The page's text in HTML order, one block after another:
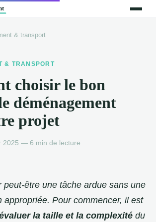
& transport
& TRANSPORT
choisir le bon
déménagement
projet
2025 — 6 min de lecture
peut-être une tâche ardue sans une
appropriée. Pour commencer, il est
la taille et la complexité du